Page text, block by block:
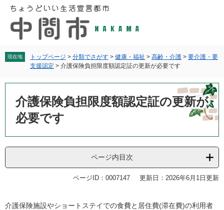
現在地 トップページ > 分類でさがす > 健康・福祉 > 高齢・介護 > 要介護・要
支援認定 > 介護保険負担限度額認定証の更新が必要です
介護保険負担限度額認定証の更新が
必要です
ページ内目次
ページID：0007147 更新日：2026年6月1日更新
介護保険施設やショートステイでの食費と居住費(滞在費)の利用者